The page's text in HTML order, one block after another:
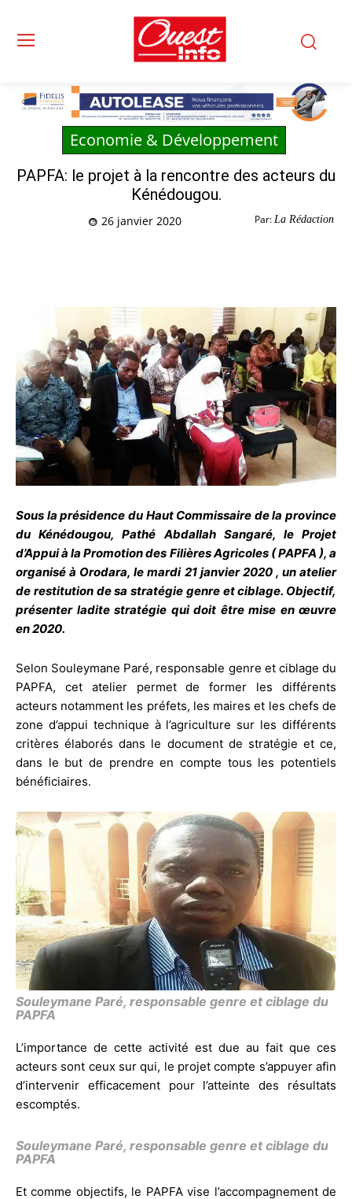
Economie & Développement
PAPFA: le projet à la rencontre des acteurs du
Kénédougou.
Par: La Rédaction
26 janvier 2020
Sous la présidence du Haut Commissaire de la province
du Kénédougou, Pathé Abdallah Sangaré, le Projet
d’Appui à la Promotion des Filières Agricoles ( PAPFA ), a
organisé à Orodara, le mardi 21 janvier 2020 , un atelier
de restitution de sa stratégie genre et ciblage. Objectif,
présenter ladite stratégie qui doit être mise en œuvre
en 2020.
Selon Souleymane Paré, responsable genre et ciblage du
PAPFA, cet atelier permet de former les différents
acteurs notamment les préfets, les maires et les chefs de
zone d’appui technique à l’agriculture sur les différents
critères élaborés dans le document de stratégie et ce,
dans le but de prendre en compte tous les potentiels
bénéficiaires.
Souleymane Paré, responsable genre et ciblage du
PAPFA
L’importance de cette activité est due au fait que ces
acteurs sont ceux sur qui, le projet compte s’appuyer afin
d’intervenir efficacement pour l’atteinte des résultats
escomptés.
Souleymane Paré, responsable genre et ciblage du
PAPFA
Et comme objectifs, le PAPFA vise l’accompagnement de